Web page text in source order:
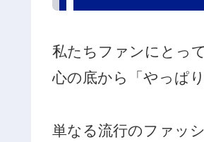
私たちファンにとって
心の底から「やっぱ
単なる流行のファッ